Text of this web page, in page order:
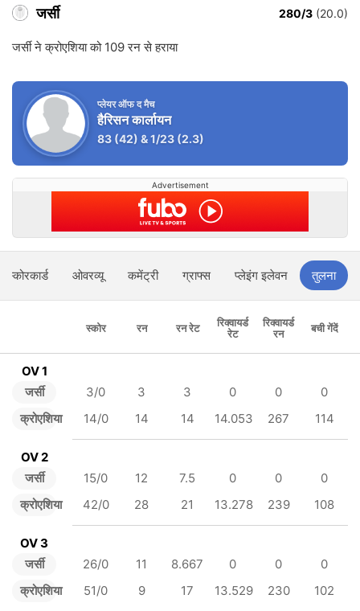
जर्सी 280/3 (20.0)
जर्सी ने क्रोएशिया को 109 रन से हराया
प्लेयर ऑफ द मैच
हैरिसन कार्लायन
83 (42) &1/23 (2.3)
Advertisement
स्कोरकार्ड ओवरव्यू कमेंट्री ग्राफ्स प्लेइंग इलेवन तुलना
स्कोर रन रन रेट
रिक्वायर्ड
रेट
रिक्वायर्ड
रन
बची गेंदें
OV 1
जर्सी
क्रोएशिया
3/0 3 3 0 0
0
14/0
14 14 14.053 267 114
OV 2
जर्सी
क्रोएशिया
15/0 12 7.5 0 0
0
42/0
28 21 13.278 239 108
OV 3
जर्सी
क्रोएशिया
26/0 11 8.667 0 0
0
51/0
9 17 13.529 230 102